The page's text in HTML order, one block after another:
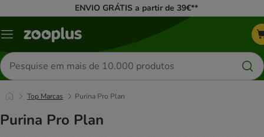
ENVIO GRÁTIS a partir de 39€**
Menu
Pesquisar
produtos
Top Marcas Purina Pro Plan
Purina Pro Plan